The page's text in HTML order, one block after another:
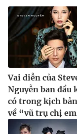
® Cấm sao chép
thuận bằng văn
Vai diễn của
Nguyễn ban đầu
có trong kịch
về “vũ trụ chị